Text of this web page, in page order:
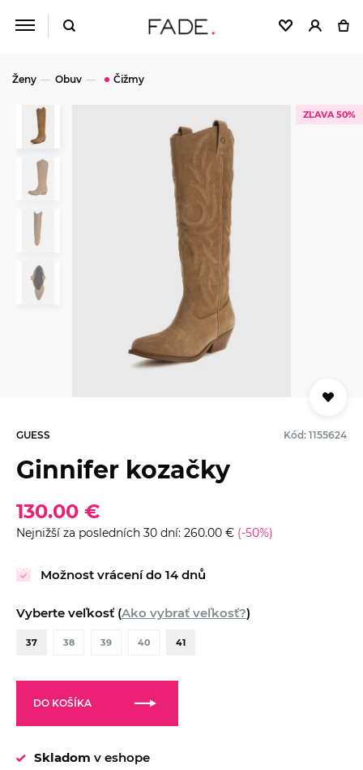
Ženy Obuv Čižmy
ZĽAVA 50%
GUESS Kód: 1155624
Ginnifer kozačky
130.00 €
Nejnižší za posledních 30 dní: 260.00 € (-50%)
Možnost vrácení do 14 dnů
Vyberte veľkosť (Ako vybrať veľkosť?)
37 38 39 40 41
DO KOŠÍKA
Skladom v eshope